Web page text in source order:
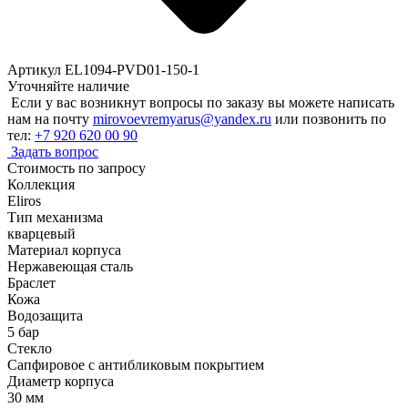
Артикул EL1094-PVD01-150-1
Уточняйте наличие
Если у вас возникнут вопросы по заказу вы можете написать
нам на почту mirovoevremyarus@yandex.ru или позвонить по
тел: +7 920 620 00 90
Задать вопрос
Стоимость по запросу
Коллекция
Eliros
Тип механизма
кварцевый
Материал корпуса
Нержавеющая сталь
Браслет
Кожа
Водозащита
5 бар
Стекло
Сапфировое с антибликовым покрытием
Диаметр корпуса
30 мм